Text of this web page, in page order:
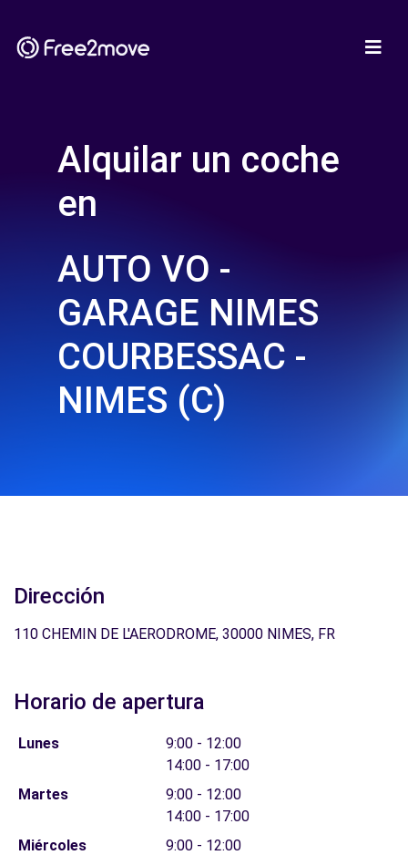
Alquilar un coche
en
AUTO VO -
GARAGE NIMES
COURBESSAC -
NIMES (C)
Dirección
110 CHEMIN DE L'AERODROME, 30000 NIMES, FR
Horario de apertura
Lunes
9:00 - 12:00
14:00 - 17:00
Martes
9:00 - 12:00
14:00 - 17:00
Miércoles
9:00 - 12:00